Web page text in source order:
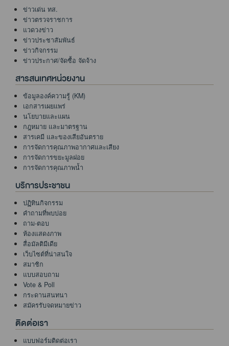
ข่าวเด่น ทส.
ข่าวตรวจราชการ
แวดวงข่าว
ข่าวประชาสัมพันธ์
ข่าวกิจกรรม
ข่าวประกาศ/จัดซื้อ จัดจ้าง
สารสนเทศหน่วยงาน
ข้อมูลองค์ความรู้ (KM)
เอกสารเผยแพร่
นโยบายและแผน
กฎหมาย และมาตรฐาน
สารเคมี และของเสียอันตราย
การจัดการคุณภาพอากาศและเสียง
การจัดการขยะมูลฝอย
การจัดการคุณภาพน้ำ
บริการประชาชน
ปฏิทินกิจกรรม
คำถามที่พบบ่อย
ถาม-ตอบ
ห้องแสดงภาพ
สื่อมัลติมีเดีย
เว็บไซต์ที่น่าสนใจ
สมาชิก
แบบสอบถาม
Vote & Poll
กระดานสนทนา
สมัครรับจดหมายข่าว
ติดต่อเรา
แบบฟอร์มติดต่อเรา